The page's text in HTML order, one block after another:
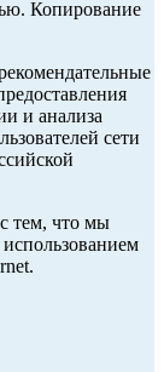
Копирование
и анализа
сети
тем, что мы